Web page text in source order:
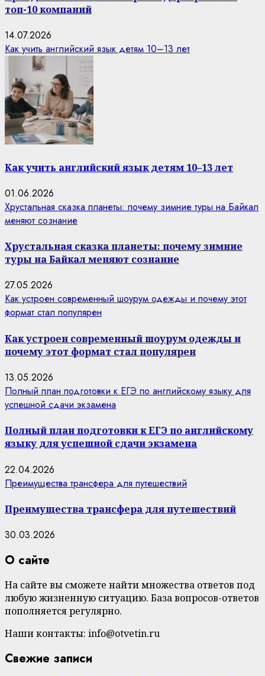
топ-10 компаний
14.07.2026
Как учить английский язык детям 10–13 лет
Как учить английский язык детям 10–13 лет
01.06.2026
Хрустальная сказка планеты: почему зимние туры на Байкал
меняют сознание
Хрустальная сказка планеты: почему зимние
туры на Байкал меняют сознание
27.05.2026
Как устроен современный шоурум одежды и почему этот
формат стал популярен
Как устроен современный шоурум одежды и
почему этот формат стал популярен
13.05.2026
Полный план подготовки к ЕГЭ по английскому языку для
успешной сдачи экзамена
Полный план подготовки к ЕГЭ по английскому
языку для успешной сдачи экзамена
22.04.2026
Преимущества трансфера для путешествий
Преимущества трансфера для путешествий
30.03.2026
О сайте
На сайте вы сможете найти множества ответов под
любую жизненную ситуацию. База вопросов-ответов
пополняется регулярно.
Наши контакты: info@otvetin.ru
Свежие записи